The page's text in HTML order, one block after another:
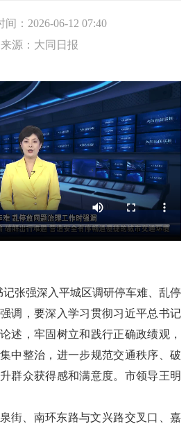
间： 2026-06-12 07:40
来源： 大同日报
记张强深入平城区调研停车难、乱停
调，要深入学习贯彻习近平总书记
述，牢固树立和践行正确政绩观，
中整治，进一步规范交通秩序、破
群众获得感和满意度。市领导王明
街、南环东路与文兴路交叉口、嘉